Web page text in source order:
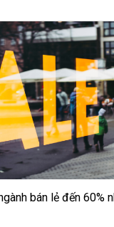
60% nhờ BOTA